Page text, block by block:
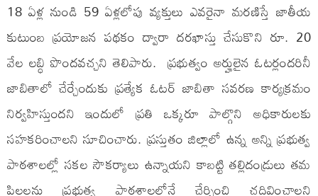
18 ఏళ్ల నుండి 59 ఏళ్లలోపు వ్యక్తులు ఎవరైనా మరణిస్తే జాతీయ
కుటుంబ ప్రయోజన పథకం ద్వారా దరఖాస్తు చేసుకొని రూ. 20
వేల లబ్ధి పొందవచ్చని తెలిపారు. ప్రభుత్వం అర్హులైన ఓటర్లందరినీ
జాబితాలో చేర్చేందుకు ప్రత్యేక ఓటర్ జాబితా సవరణ కార్యక్రమం
నిర్వహిస్తుందని ఇందులో ప్రతి ఒక్కరూ పాల్గొని అధికారులకు
సహకరించాలని సూచించారు. ప్రస్తుతం జిల్లాలో ఉన్న అన్ని ప్రభుత్వ
పాఠశాలల్లో సకల సౌకర్యాలు ఉన్నాయని కాబట్టి తల్లిదండ్రులు తమ
పిల్లలను ప్రభుత్వ పాఠశాలల్లోనే చేర్పించి చదివించాలని